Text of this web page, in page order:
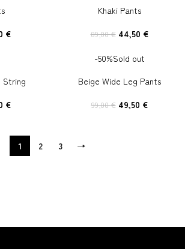
€
Khaki Pants
89,00€ 44,50 €
String
€
-50%Sold out
Beige Wide Leg Pants
99,00€ 49,50 €
1 2 3 →